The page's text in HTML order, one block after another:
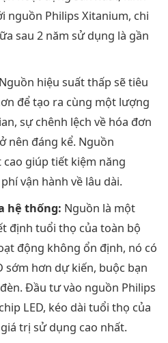
nguồn Philips Xitanium, chi
sau 2 năm sử dụng là gần
Nguồn hiệu suất thấp sẽ tiêu
để tạo ra cùng một lượng
sự chênh lệch về hóa đơn
nên đáng kể. Nguồn
giúp tiết kiệm năng
vận hành về lâu dài.
hệ thống: Nguồn là một
định tuổi thọ của toàn bộ
động không ổn định, nó có
sớm hơn dự kiến, buộc bạn
Đầu tư vào nguồn Philips
LED, kéo dài tuổi thọ của
trị sử dụng cao nhất.